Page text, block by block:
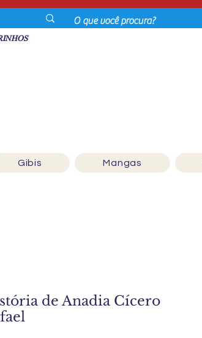
Gibis Mangas
de Anadia Cícero